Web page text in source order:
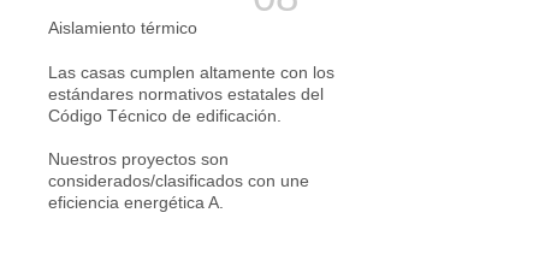
Aislamiento térmico
Las casas cumplen altamente con los
estándares normativos estatales del
Código Técnico de edificación.
Nuestros proyectos son
considerados/clasificados con une
eficiencia energética A.